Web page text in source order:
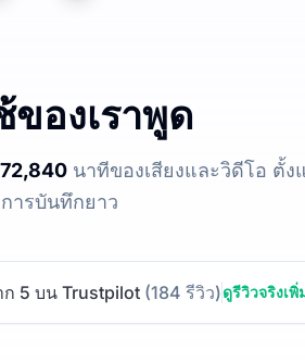
ของเราพูด
นาทีของเสียงและวิดีโอ ตั้ง
ารบันทึกยาว
ก 5 บน Trustpilot (184 รีวิว)ดูรีวิวจริงเพิ่